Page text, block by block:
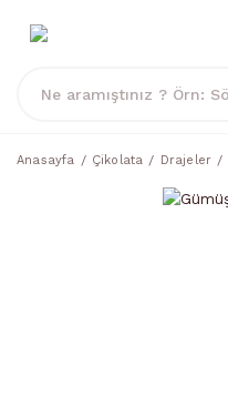
Anasayfa Çikolata Drajeler